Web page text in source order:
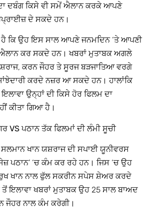
ਦਾ ਦਬੰਗ ਕਿਸੇ ਵੀ ਸਮੇਂ ਐਲਾਨ ਕਰਕੇ ਆਪਣੇ
ਦੇ ਸਕਦੇ ਹਨ।
ਹੈ ਕਿ ਉਹ ਇਸ ਸਾਲ ਆਪਣੇ ਜਨਮਦਿਨ ‘ਤੇ ਆਪਣੀ
ਐਲਾਨ ਕਰ ਸਕਦੇ ਹਨ। ਖਬਰਾਂ ਮੁਤਾਬਕ ਅਗਲੇ
ਕਰਨ ਜੌਹਰ ਤੇ ਸੂਰਜ ਬੜਜਾਤਿਆ ਵਰਗੇ
ਕਰਦੇ ਨਜ਼ਰ ਆ ਸਕਦੇ ਹਨ। ਹਾਲਾਂਕਿ
ਉਨ੍ਹਾਂ ਦੀ ਕਿਸੇ ਹੋਰ ਫਿਲਮ ਦਾ
ਕੀਤਾ ਗਿਆ ਹੈ।
VS ਪਠਾਨ ਤੱਕ ਫਿਲਮਾਂ ਦੀ ਲੰਮੀ ਸੂਚੀ
ਖਾਨ ਯਸ਼ਰਾਜ ਦੀ ਸਪਾਈ ਯੂਨੀਵਰਸ
ਪਠਾਨ’ ‘ਚ ਕੰਮ ਕਰ ਰਹੇ ਹਨ। ਜਿਸ ‘ਚ ਉਹ
ਖਾਨ ਨਾਲ ਫੁੱਲ ਸਕਰੀਨ ਸਪੇਸ ਸ਼ੇਅਰ ਕਰਦੇ
ਖਬਰਾਂ ਮੁਤਾਬਕ ਉਹ 25 ਸਾਲ ਬਾਅਦ
ਜੌਹਰ ਨਾਲ ਕੰਮ ਕਰੇਗੀ।